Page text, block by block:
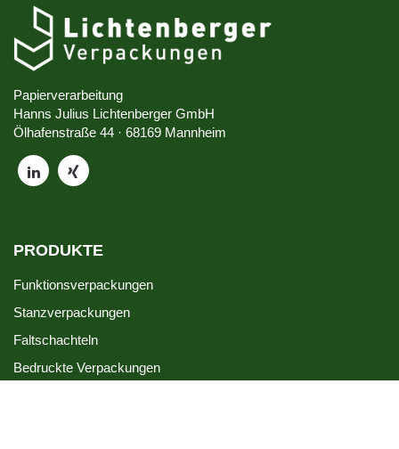
Papierverarbeitung
Hanns Julius Lichtenberger GmbH
Ölhafenstraße 44 · 68169 Mannheim
PRODUKTE
Funktionsverpackungen
Stanzverpackungen
Faltschachteln
Bedruckte Verpackungen